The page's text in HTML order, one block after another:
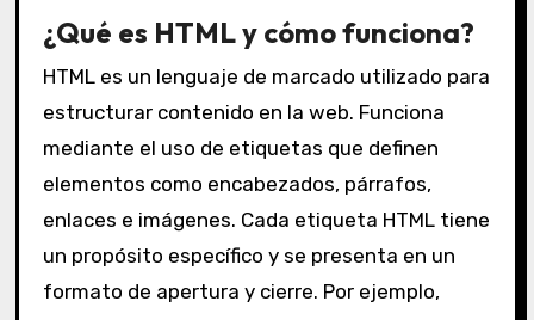
¿Qué es HTML y cómo funciona?
HTML es un lenguaje de marcado utilizado para
estructurar contenido en la web. Funciona
mediante el uso de etiquetas que definen
elementos como encabezados, párrafos,
enlaces e imágenes. Cada etiqueta HTML tiene
un propósito específico y se presenta en un
formato de apertura y cierre. Por ejemplo,